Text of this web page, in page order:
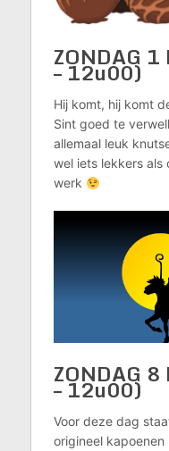
ZONDAG
– 12u00)
Hij komt, hij komt
Sint goed te
allemaal leuk
wel iets lekkers als
werk
ZONDAG
– 12u00)
Voor deze dag
origineel